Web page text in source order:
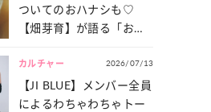
ついてのおハナシも♡
【畑芽育】が語る「お仕
は？
カルチャー 2026/07/13
【JI BLUE】メンバー全員
によるわちゃわちゃトー